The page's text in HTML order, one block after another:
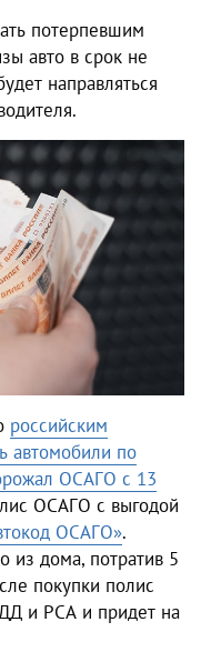
потерпевшим
авто в срок не
направляться
российским
автомобили по
ОСАГО с 13
ОСАГО с выгодой
ОСАГО».
из дома, потратив 5
покупки полис
и РСА и придет на